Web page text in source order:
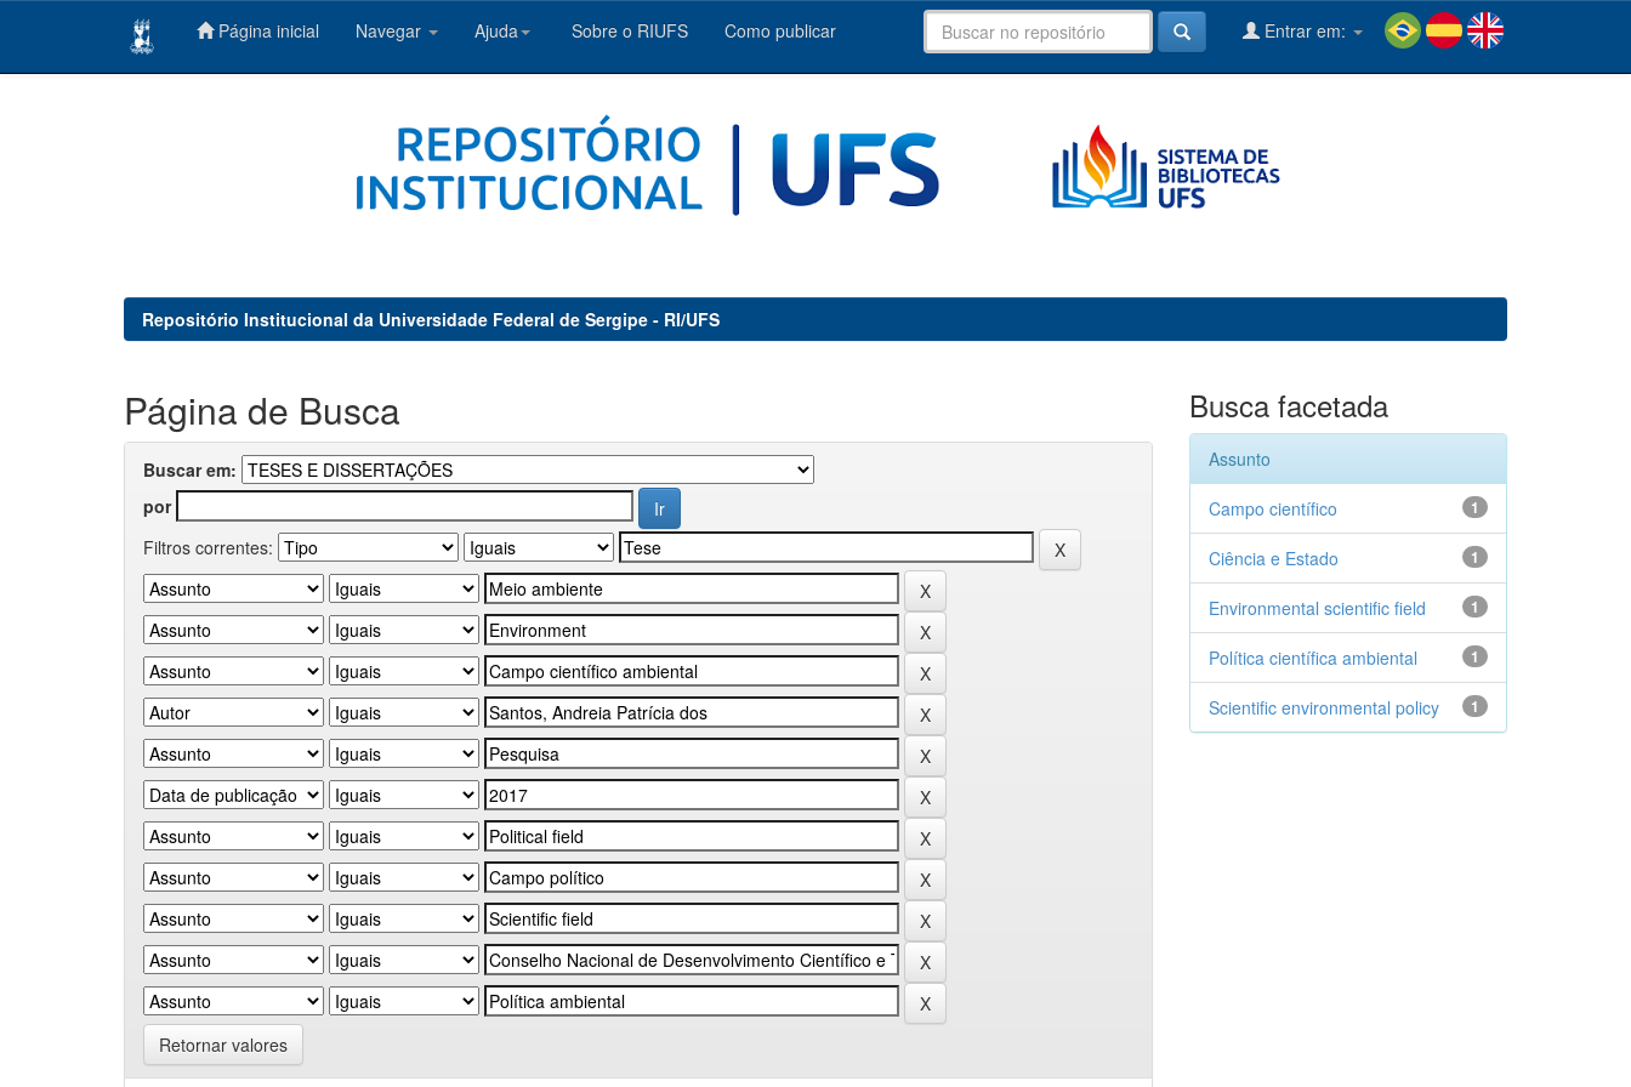
Página inicial Navegar Ajuda Sobre o RIUFS Como publicar Entrar em:
Repositório Institucional da Universidade Federal de Sergipe - RI/UFS
Página de Busca
Buscar em:
por
Filtros correntes:
Retornar valores
Busca facetada
Assunto
1
Campo científico
1
Ciência e Estado
1
Environmental scientific field
1
Política científica ambiental
1
Scientific environmental policy